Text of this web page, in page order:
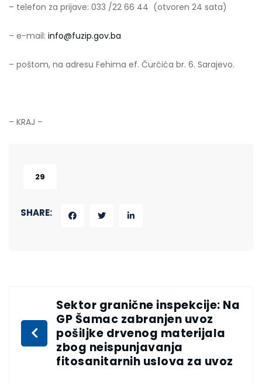
– telefon za prijave: 033 /22 66 44 (otvoren 24 sata)
– e-mail: info@fuzip.gov.ba
– poštom, na adresu Fehima ef. Čurčića br. 6. Sarajevo.
– KRAJ –
29
SHARE:
Sektor granične inspekcije: Na
GP Šamac zabranjen uvoz
pošiljke drvenog materijala
zbog neispunjavanja
fitosanitarnih uslova za uvoz